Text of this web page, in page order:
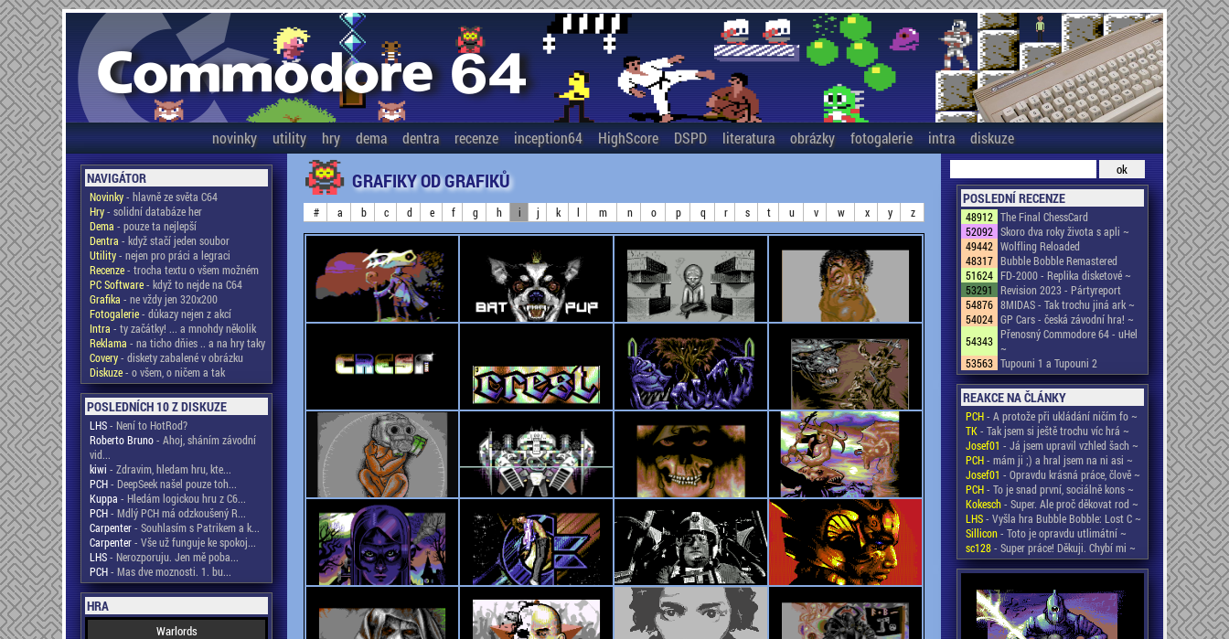
novinky utility hry dema dentra recenze inception64 HighScore DSPD literatura obrázky fotogalerie intra diskuze
NAVIGÁTOR
Novinky- hlavně ze světa C64
Hry- solidní databáze her
Dema - pouze ta nejlepší
Dentra - když stačí jeden soubor
Utility- nejen pro práci a legraci
Recenze- trocha textu o všem možném
PC Software- když to nejde na C64
Grafika - ne vždy jen 320x200
Fotogalerie- důkazy nejen z akcí
Intra - ty začátky! ... a mnohdy několik
Reklama - na ticho dňies .. a na hry taky
Covery- diskety zabalené v obrázku
Diskuze- o všem, o ničem a tak
POSLEDNÍCH 10 Z DISKUZE
LHS- Není to HotRod?
Roberto Bruno- Ahoj, sháním závodní
vid...
kiwi - Zdravim, hledam hru, kte...
PCH- DeepSeek našel pouze toh...
Kuppa - Hledám logickou hru z C6...
PCH- Mdlý PCH má odzkoušený R...
Carpenter- Souhlasím s Patrikem a k...
Carpenter- Vše už funguje ke spokoj...
LHS- Nerozporuju. Jen mě poba...
PCH- Mas dve moznosti. 1. bu...
HRA
Warlords
GRAFIKY OD GRAFIKŮ
# a b c d e f g h i j k l m n o p q r s t u v w x y z
POSLEDNÍ RECENZE
48912 The Final ChessCard
52092 Skoro dva roky života s apli ~
49442 Wolfling Reloaded
48317 Bubble Bobble Remastered
51624 FD-2000 - Replika disketové ~
53291
Revision 2023 - Pártyreport
54876 8MIDAS - Tak trochu jiná ark ~
54024 GP Cars - česká závodní hra! ~
54343 Přenosný Commodore 64 - uHel
~
53563 Tupouni 1 a Tupouni 2
REAKCE NA ČLÁNKY
PCH- A protože při ukládání ničím fo ~
TK- Tak jsem si ještě trochu víc hrá ~
Josef01 - Já jsem upravil vzhled šach ~
PCH- mám ji ;) a hral jsem na ni asi ~
Josef01 - Opravdu krásná práce, člově ~
PCH- To je snad první, sociálně kons ~
Kokesch- Super. Ale proč děkovat rod ~
LHS- Vyšla hra Bubble Bobble: Lost C ~
Sillicon- Toto je opravdu utlimátní ~
sc128- Super práce! Děkuji. Chybí mi ~